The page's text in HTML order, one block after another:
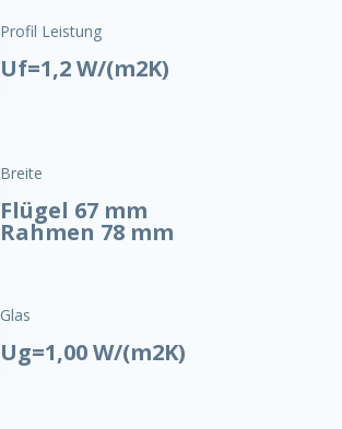
Profil Leistung
Uf=1,2 W/(m2K)
Breite
Flügel 67 mm
Rahmen 78 mm
Glas
Ug=1,00 W/(m2K)